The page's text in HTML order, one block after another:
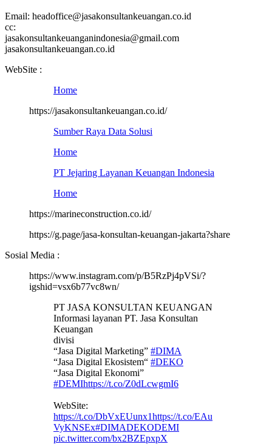
Email: headoffice@jasakonsultankeuangan.co.id
cc:
jasakonsultankeuanganindonesia@gmail.com
jasakonsultankeuangan.co.id
WebSite :
Home
https://jasakonsultankeuangan.co.id/
Sumber Raya Data Solusi
Home
PT Jejaring Layanan Keuangan Indonesia
Home
https://marineconstruction.co.id/
https://g.page/jasa-konsultan-keuangan-jakarta?share
Sosial Media :
https://www.instagram.com/p/B5RzPj4pVSi/?
igshid=vsx6b77vc8wn/
PT JASA KONSULTAN KEUANGAN
Informasi layanan PT. Jasa Konsultan
Keuangan
divisi
“Jasa Digital Marketing” #DIMA
“Jasa Digital Ekosistem“ #DEKO
“Jasa Digital Ekonomi”
#DEMIhttps://t.co/Z0dLcwgmI6
WebSite:
https://t.co/DbVxEUunx1https://t.co/EAu
VyKNSEx#DIMADEKODEMI
pic.twitter.com/bx2BZEpxpX